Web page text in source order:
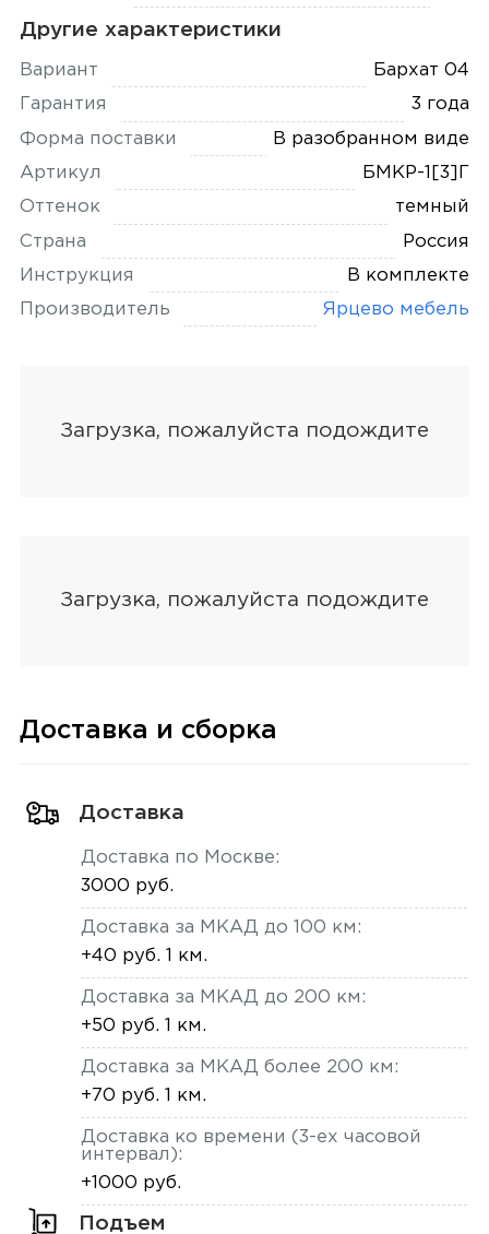
Другие характеристики
Вариант Бархат 04
Гарантия 3 года
Форма поставки В разобранном виде
Артикул БМКР-1[3]Г
Оттенок темный
Страна Россия
Инструкция В комплекте
Производитель Ярцево мебель
Доставка и сборка
Доставка
Доставка по Москве:
3000 руб.
Доставка за МКАД до 100 км:
+40 руб. 1 км.
Доставка за МКАД до 200 км:
+50 руб. 1 км.
Доставка за МКАД более 200 км:
+70 руб. 1 км.
Доставка ко времени (3-ех часовой
интервал):
+1000 руб.
Подъем